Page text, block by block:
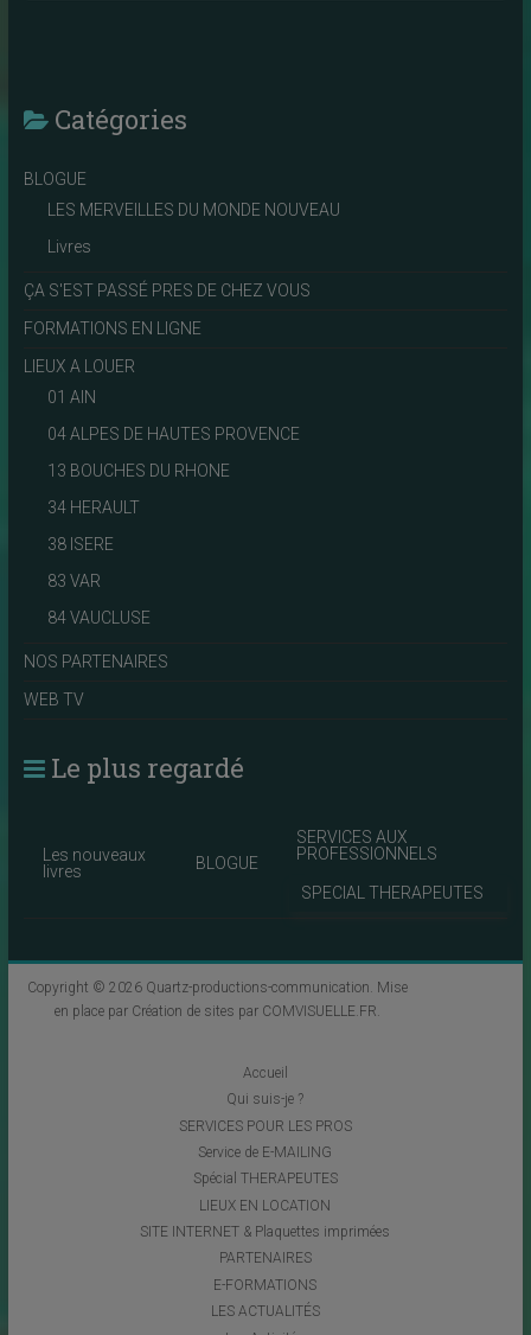
Catégories
BLOGUE
LES MERVEILLES DU MONDE NOUVEAU
Livres
ÇA S'EST PASSÉ PRES DE CHEZ VOUS
FORMATIONS EN LIGNE
LIEUX A LOUER
01 AIN
04 ALPES DE HAUTES PROVENCE
13 BOUCHES DU RHONE
34 HERAULT
38 ISERE
83 VAR
84 VAUCLUSE
NOS PARTENAIRES
WEB TV
Le plus regardé
Les nouveaux
livres
BLOGUE
SERVICES AUX
PROFESSIONNELS
SPECIAL THERAPEUTES
Copyright © 2026 Quartz-productions-communication . Mise
en place par Création de sites par COMVISUELLE.FR
Accueil
Qui suis-je ?
SERVICES POUR LES PROS
Service de E-MAILING
Spécial THERAPEUTES
LIEUX EN LOCATION
SITE INTERNET & Plaquettes imprimées
PARTENAIRES
E-FORMATIONS
LES ACTUALITÉS